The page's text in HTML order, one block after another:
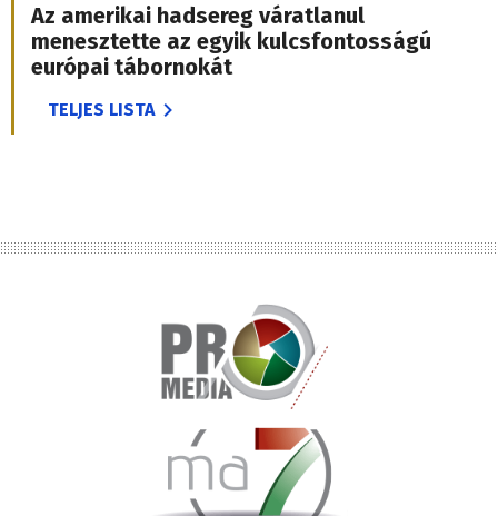
Az amerikai hadsereg váratlanul
menesztette az egyik kulcsfontosságú
európai tábornokát
TELJES LISTA